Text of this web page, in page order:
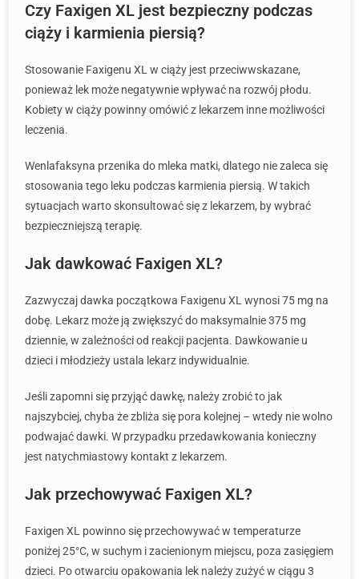
Czy Faxigen XL jest bezpieczny podczas
ciąży i karmienia piersią?
Stosowanie Faxigenu XL w ciąży jest przeciwwskazane,
ponieważ lek może negatywnie wpływać na rozwój płodu.
Kobiety w ciąży powinny omówić z lekarzem inne możliwości
leczenia.
Wenlafaksyna przenika do mleka matki, dlatego nie zaleca się
stosowania tego leku podczas karmienia piersią. W takich
sytuacjach warto skonsultować się z lekarzem, by wybrać
bezpieczniejszą terapię.
Jak dawkować Faxigen XL?
Zazwyczaj dawka początkowa Faxigenu XL wynosi 75 mg na
dobę. Lekarz może ją zwiększyć do maksymalnie 375 mg
dziennie, w zależności od reakcji pacjenta. Dawkowanie u
dzieci i młodzieży ustala lekarz indywidualnie.
Jeśli zapomni się przyjąć dawkę, należy zrobić to jak
najszybciej, chyba że zbliża się pora kolejnej – wtedy nie wolno
podwajać dawki. W przypadku przedawkowania konieczny
jest natychmiastowy kontakt z lekarzem.
Jak przechowywać Faxigen XL?
Faxigen XL powinno się przechowywać w temperaturze
poniżej 25°C, w suchym i zacienionym miejscu, poza zasięgiem
dzieci. Po otwarciu opakowania lek należy zużyć w ciągu 3